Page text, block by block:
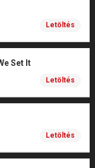
Letöltés
Set It
Letöltés
Letöltés